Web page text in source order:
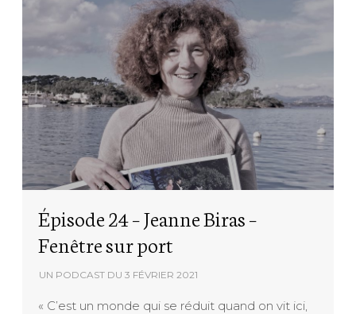
Épisode 24 – Jeanne Biras –
Fenêtre sur port
UN PODCAST DU3 FÉVRIER 2021
« C’est un monde qui se réduit quand on vit ici,